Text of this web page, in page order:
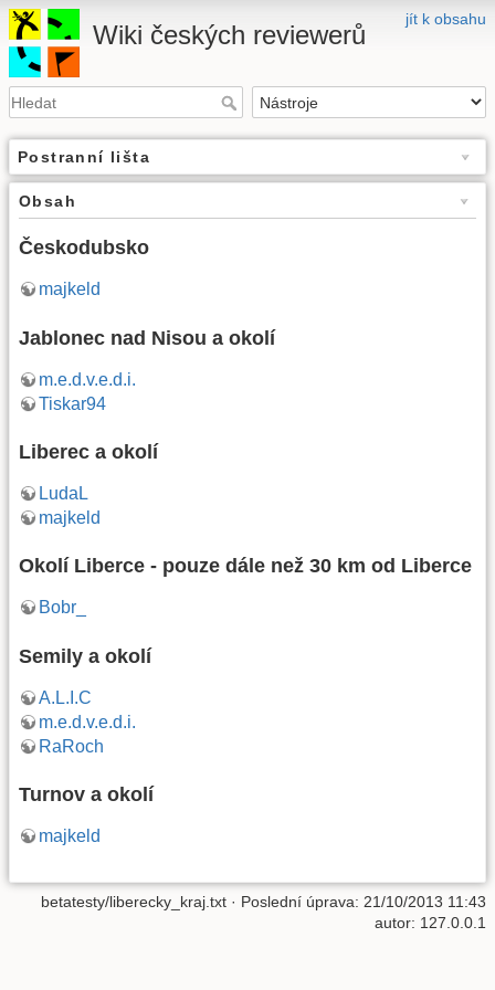
jít k obsahu
Wiki českých reviewerů
Postranní lišta
Obsah
Českodubsko
majkeld
Jablonec nad Nisou a okolí
m.e.d.v.e.d.i.
Tiskar94
Liberec a okolí
LudaL
majkeld
Okolí Liberce - pouze dále než 30 km od Liberce
Bobr_
Semily a okolí
A.L.I.C
m.e.d.v.e.d.i.
RaRoch
Turnov a okolí
majkeld
betatesty/liberecky_kraj.txt · Poslední úprava: 21/10/2013 11:43
autor: 127.0.0.1